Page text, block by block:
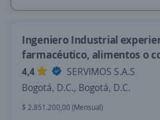
Ingeniero Industrial
farmacéutico, alimentos o
4,4
SERVIMOS S.A.S
Bogotá, D.C., Bogotá, D.C.
$ 2.851.200,00 (Mensual)